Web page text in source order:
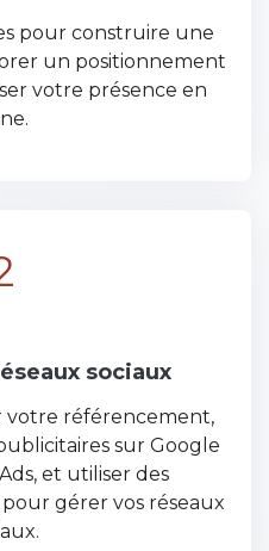
pour construire une
un positionnement
votre présence en
sociaux
votre référencement,
sur Google
et utiliser des
gérer vos réseaux